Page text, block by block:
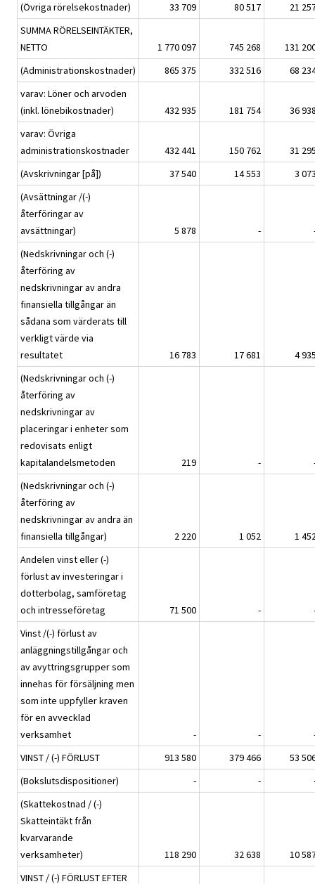
(Övriga rörelsekostnader)
33 709 80 517
21
SUMMA RÖRELSEINTÄKTER,
NETTO
1 770 097 745 268
131
(Administrationskostnader)
865 375 332 516
68
varav: Löner och arvoden
(inkl. lönebikostnader)
432 935 181 754
36
varav: Övriga
administrationskostnader
432 441 150 762
31
(Avskrivningar [på])
37 540 14 553
3
(Avsättningar /(-)
återföringar av
avsättningar)
5 878 -
(Nedskrivningar och (-)
återföring av
nedskrivningar av andra
finansiella tillgångar än
sådana som värderats till
verkligt värde via
resultatet
16 783 17 681
4
(Nedskrivningar och (-)
återföring av
nedskrivningar av
placeringar i enheter som
redovisats enligt
kapitalandelsmetoden
219 -
(Nedskrivningar och (-)
återföring av
nedskrivningar av andra än
finansiella tillgångar)
2 220 1 052
1
Andelen vinst eller (-)
förlust av investeringar i
dotterbolag, samföretag
och intresseföretag
71 500 -
Vinst /(-) förlust av
anläggningstillgångar och
av avyttringsgrupper som
innehas för försäljning men
som inte uppfyller kraven
för en avvecklad
verksamhet
- -
VINST / (-) FÖRLUST
913 580 379 466
53
(Bokslutsdispositioner)
- -
(Skattekostnad / (-)
Skatteintäkt från
kvarvarande
verksamheter)
118 290 32 638
10
VINST / (-) FÖRLUST EFTER